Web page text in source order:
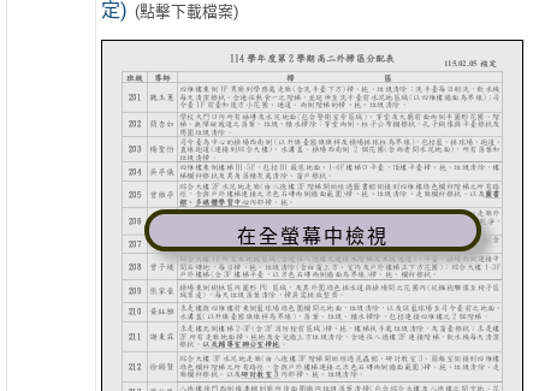
定) (點擊下載檔案)
在全螢幕中檢視